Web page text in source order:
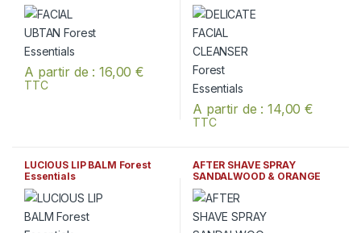
A partir de :16,00€
TTC
Ce produit a plusieurs variations. Les options peuvent être
A partir de :14,00€
TTC
Ce produit a plusieurs
LUCIOUS LIP BALM Forest
Essentials
AFTER SHAVE SPRAY
SANDALWOOD & ORANGE
PEEL Forest Essentials